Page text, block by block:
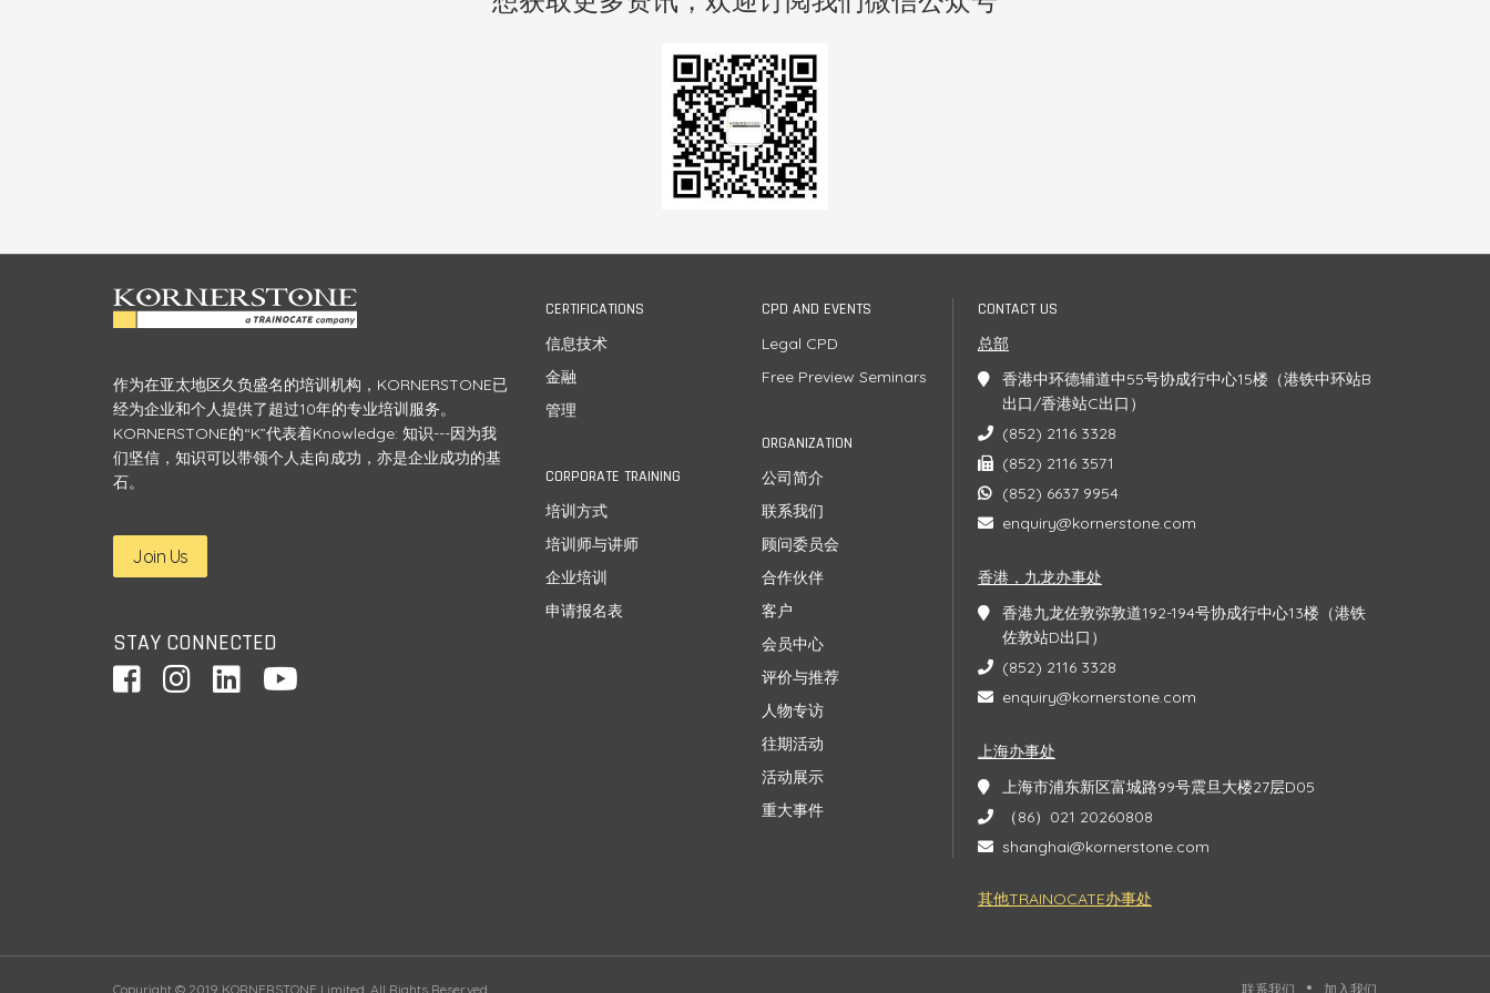
作为在亚太地区久负盛名的培训机构，KORNERSTONE已
经为企业和个人提供了超过10年的专业培训服务。
KORNERSTONE的“K”代表着Knowledge: 知识---因为我
们坚信，知识可以带领个人走向成功，亦是企业成功的基
石。
Join Us
STAY CONNECTED
CERTIFICATIONS
信息技术
金融
管理
CORPORATE TRAINING
培训方式
培训师与讲师
企业培训
申请报名表
CPD AND EVENTS
Legal CPD
Free Preview Seminars
ORGANIZATION
公司简介
联系我们
顾问委员会
合作伙伴
客户
会员中心
评价与推荐
人物专访
往期活动
活动展示
重大事件
CONTACT US
总部
香港中环德辅道中55号协成行中心15楼（港铁中环站B
出口/香港站C出口）
(852) 2116 3328
(852) 2116 3571
(852) 6637 9954
enquiry@kornerstone.com
香港，九龙办事处
香港九龙佐敦弥敦道192-194号协成行中心13楼（港铁
佐敦站D出口）
(852) 2116 3328
enquiry@kornerstone.com
上海办事处
上海市浦东新区富城路99号震旦大楼27层D05
（86）021 20260808
shanghai@kornerstone.com
其他TRAINOCATE办事处
Copyright © 2019 KORNERSTONE Limited. All Rights Reserved. 联系我们 加入我们